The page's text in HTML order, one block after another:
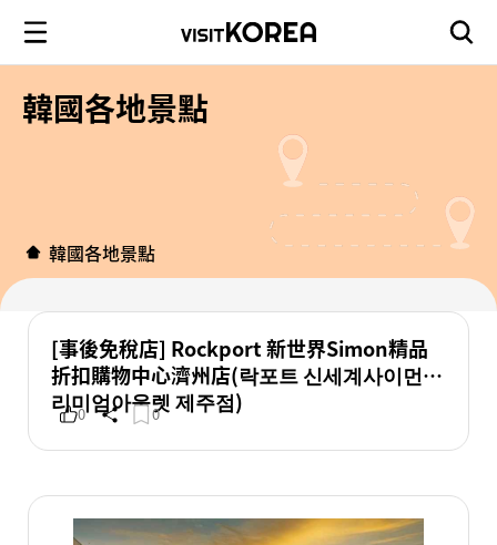
韓國各地景點
韓國各地景點
[事後免稅店] Rockport 新世界Simon精品
折扣購物中心濟州店(락포트 신세계사이먼프
리미엄아울렛 제주점)
0 0